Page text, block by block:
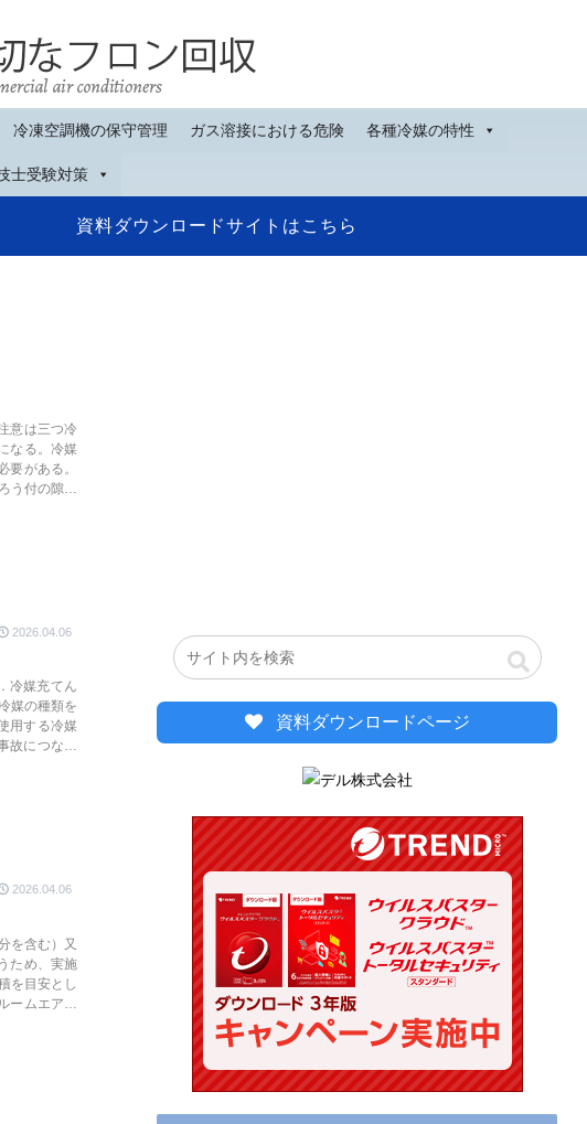
冷凍空調機の保守管理 ガス溶接における危険 各種冷媒の特性
士受験対策
資料ダウンロードサイトはこちら
意は三つ冷
なる。冷媒
要がある。
う付の隙間
2026.04.06
冷媒充てん
媒の種類を
用する冷媒
につなが
2026.04.06
を含む）又
ため、実施
を目安とし
ームエアコ
資料ダウンロードページ